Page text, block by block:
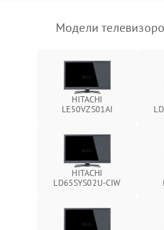
Модели
HITACHI
LE50VZS01AI
HITACHI
LD65SYS02U-CIW